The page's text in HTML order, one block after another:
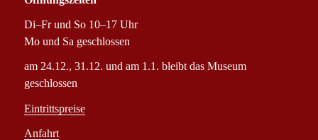
Di–Fr und So 10–17 Uhr
Mo und Sa geschlossen
am 24.12., 31.12. und am 1.1. bleibt das Museum
geschlossen
Eintrittspreise
Anfahrt